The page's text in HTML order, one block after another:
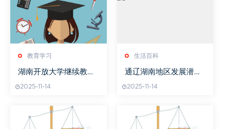
教育学习
湖南开放大学继续教育
2025-11-14
生活百科
通辽湖南地区发展潜力
之道
2025-11-14